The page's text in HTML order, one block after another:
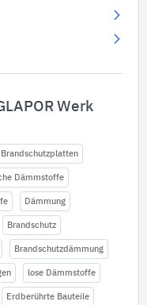
Werk
Brandschutzplatten
Dämmstoffe
Dämmung
Brandschutz
Brandschutzdämmung
lose Dämmstoffe
Erdberührte Bauteile